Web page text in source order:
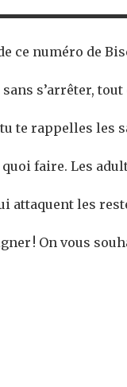
ce numéro de
s’arrêter,
te rappelles les
quoi faire. Les
attaquent les
! On vous